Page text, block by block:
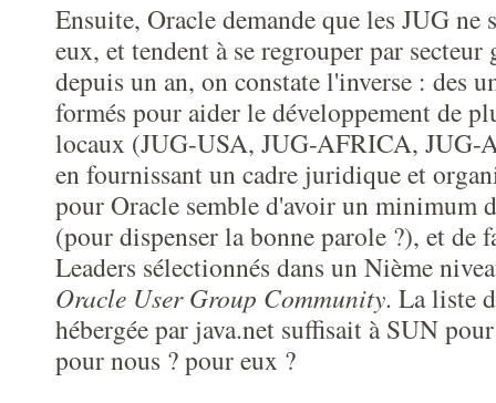
Ensuite, Oracle demande que les JUG ne
eux, et tendent à se regrouper par
depuis un an, on constate l'inverse : des
formés pour aider le développement de
locaux (JUG-USA, JUG-AFRICA, JUG-
en fournissant un cadre juridique et
pour Oracle semble d'avoir un minimum
(pour dispenser la bonne parole ?), et de
Leaders sélectionnés dans un Nième
Oracle User Group Community. La liste
hébergée par java.net suffisait à SUN
pour nous ? pour eux ?